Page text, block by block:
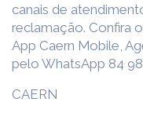
canais de
reclamação. Confira
App Caern Mobile,
pelo WhatsApp 84
CAERN